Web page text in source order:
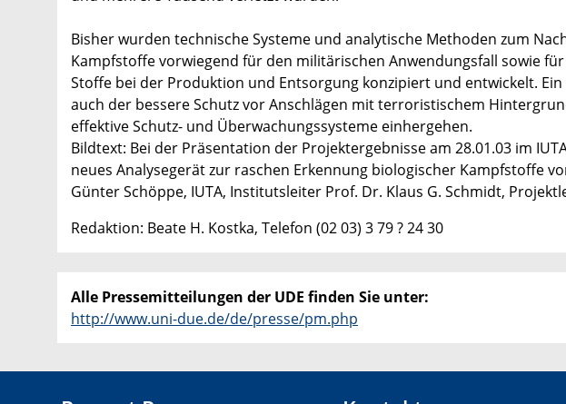
Bisher wurden technische Systeme und analytische Methoden zum
Kampfstoffe vorwiegend für den militärischen Anwendungsfall sowie
Stoffe bei der Produktion und Entsorgung konzipiert und entwickelt.
auch der bessere Schutz vor Anschlägen mit terroristischem
effektive Schutz- und Überwachungssysteme einhergehen.
Bildtext: Bei der Präsentation der Projektergebnisse am 28.01.03 im
neues Analysegerät zur raschen Erkennung biologischer Kampfstoffe
Günter Schöppe, IUTA, Institutsleiter Prof. Dr. Klaus G. Schmidt,
Redaktion: Beate H. Kostka, Telefon (02 03) 3 79 ? 24 30
Alle Pressemitteilungen der UDE finden Sie unter:
http://www.uni-due.de/de/presse/pm.php